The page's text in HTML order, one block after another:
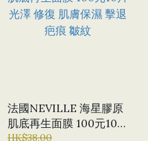
法國NEVILLE 海星膠原
肌底再生面膜 100元10片
光澤 修復 肌膚保濕 擊退
HK$38.00